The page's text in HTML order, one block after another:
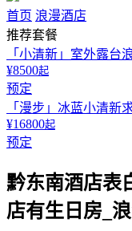
首页 浪漫酒店
推荐套餐
「小清新」室外露台
¥8500起
预定
「漫步」冰蓝小清新
¥16800起
预定
黔东南酒店表
店有生日房_